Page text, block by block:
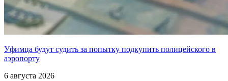
Уфимца будут судить за попытку подкупить полицейского в
аэропорту
6 августа 2026